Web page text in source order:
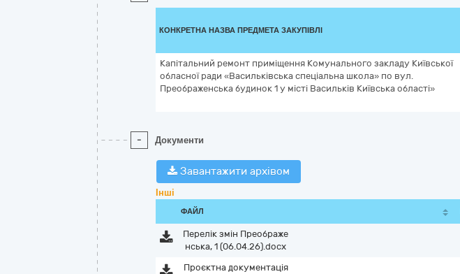
КОНКРЕТНА НАЗВА ПРЕДМЕТА ЗАКУПІВЛІ
Капітальний ремонт приміщення Комунального закладу Київської
обласної ради «Васильківська спеціальна школа» по вул.
Преображенська будинок 1 у місті Васильків Київська області»
- Документи
Завантажити архівом
Інші
ФАЙЛ
Перелік змін Преображе
нська, 1 (06.04.26).docx
Проєктна документація